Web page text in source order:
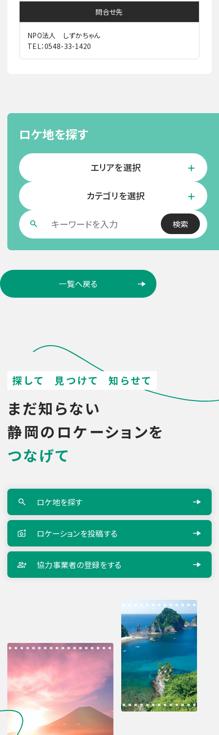
問合せ先
NPO法人 しずかちゃん
TEL：0548-33-1420
ロケ地を探す
エリアを選択
カテゴリを選択
ケ
一覧へ戻る
探して 見つけて 知らせて
まだ知らない
静岡のロケーションを
つなげて
ロケ地を探す
ロケーションを投稿する
協力事業者の登録をする